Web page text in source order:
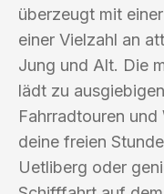
überzeugt mit
einer Vielzahl an
Jung und Alt. Die
lädt zu
Fahrradtouren und
deine freien
Uetliberg oder